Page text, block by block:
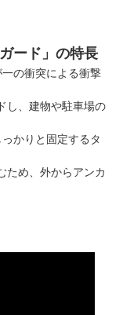
ード」の特長
の衝突による衝撃
し、建物や駐車場の
かりと固定するタ
ため、外からアンカ